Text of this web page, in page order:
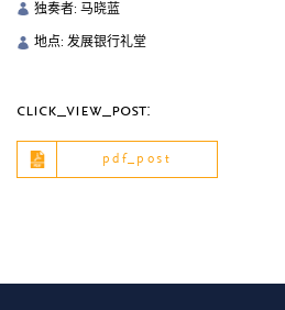
独奏者: 马晓蓝
地点: 发展银行礼堂
click_view_post:
pdf_post